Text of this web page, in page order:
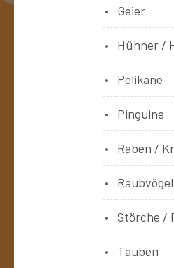
Geier
Hühner /
Pelikane
Pinguine
Raben /
Raubvögel
Störche /
Tauben